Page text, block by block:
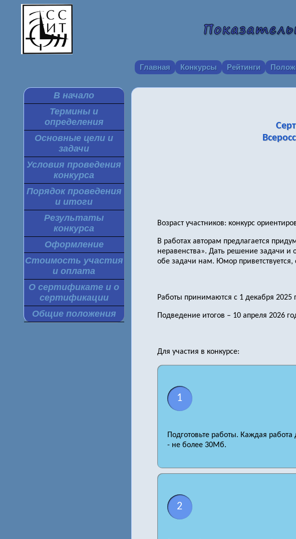
Главная Конкурсы Рейтинги
В начало
Термины и
определения
Основные цели и
задачи
Условия проведения
конкурса
Порядок проведения
и итоги
Результаты
конкурса
Оформление
Стоимость участия
и оплата
О сертификате и о
сертификации
Общие положения
Возраст участников: конкурс
В работах авторам предлагается
неравенства». Дать решение задачи и
обе задачи нам. Юмор приветствуется,
Работы принимаются с 1 декабря 2025
Подведение итогов – 10 апреля 2026
Для участия в конкурсе:
1
Подготовьте работы. Каждая
- не более 30Мб.
2